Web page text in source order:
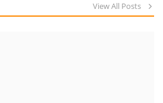
View All Posts